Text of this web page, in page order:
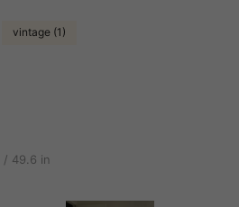
vintage (1)
cm / 39 in, Hanches: 125 cm / 49 in,
/ 49.6 in